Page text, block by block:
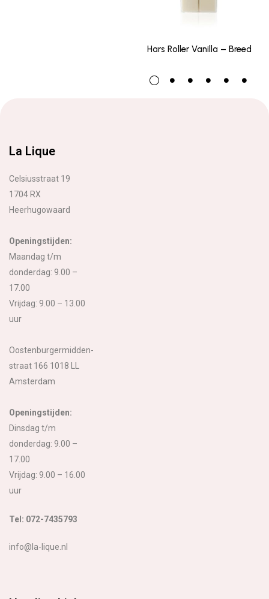
Hars Roller Vanilla – Breed
La Lique
Celsiusstraat 19
1704 RX
Heerhugowaard
Openingstijden:
Maandag t/m
donderdag: 9.00 –
17.00
Vrijdag: 9.00 – 13.00
uur
Oostenburgermidden-
straat 166 1018 LL
Amsterdam
Openingstijden:
Dinsdag t/m
donderdag: 9.00 –
17.00
Vrijdag: 9.00 – 16.00
uur
Tel: 072-7435793
info@la-lique.nl